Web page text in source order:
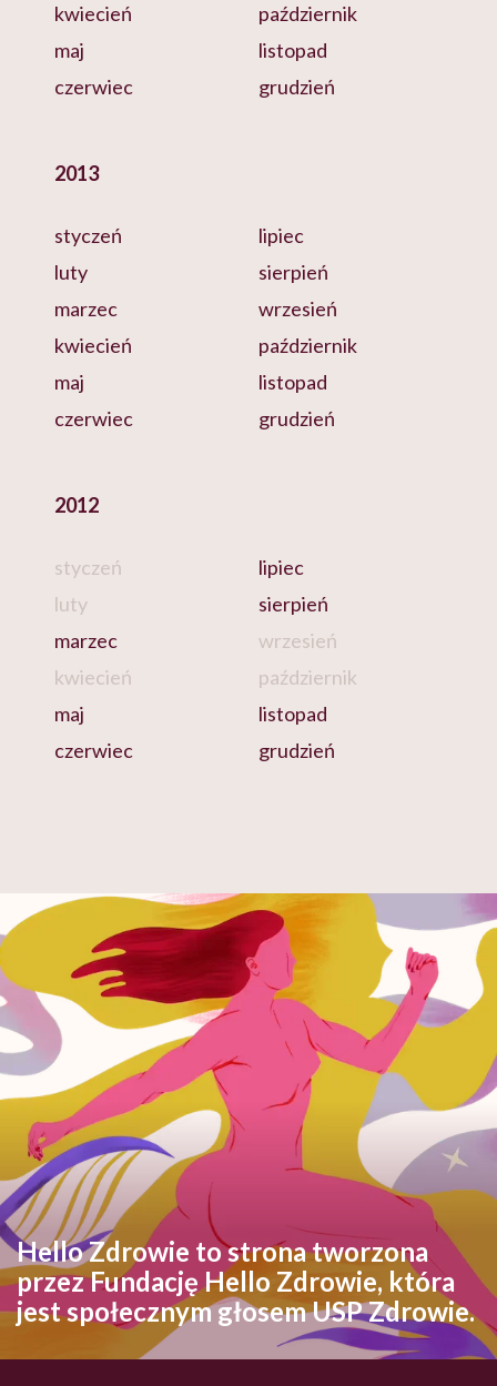
kwiecień
maj
czerwiec
październik
listopad
grudzień
2013
styczeń
luty
marzec
kwiecień
maj
czerwiec
lipiec
sierpień
wrzesień
październik
listopad
grudzień
2012
styczeń
luty
marzec
kwiecień
maj
czerwiec
lipiec
sierpień
wrzesień
październik
listopad
grudzień
Hello Zdrowie to strona tworzona
przez Fundację Hello Zdrowie, która
jest społecznym głosem USP Zdrowie.